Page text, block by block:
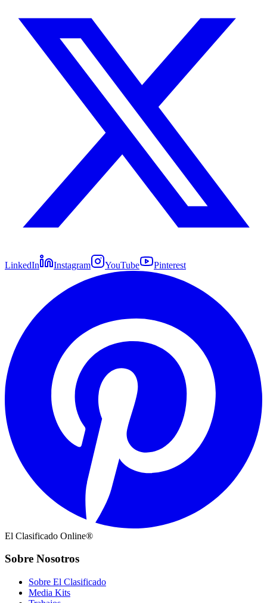
LinkedIn Instagram YouTube Pinterest
El Clasificado Online®
Sobre Nosotros
Sobre El Clasificado
Media Kits